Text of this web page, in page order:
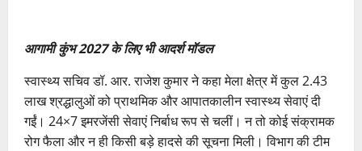
आगामी कुंभ 2027 के लिए भी आदर्श मॉडल
स्वास्थ्य सचिव डॉ. आर. राजेश कुमार ने कहा मेला क्षेत्र में कुल 2.43
लाख श्रद्धालुओं को प्राथमिक और आपातकालीन स्वास्थ्य सेवाएं दी
गईं। 24×7 इमरजेंसी सेवाएं निर्बाध रूप से चलीं। न तो कोई संक्रामक
रोग फैला और न ही किसी बड़े हादसे की सूचना मिली। विभाग की टीम